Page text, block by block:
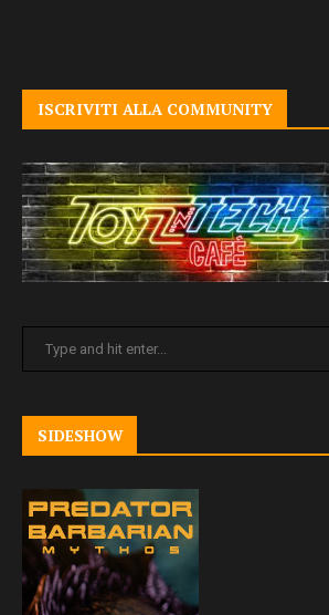
ISCRIVITI ALLA COMMUNITY
SIDESHOW